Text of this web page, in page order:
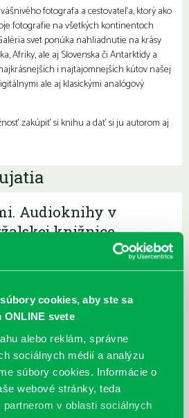
cookies, aby ste sa
svete
alebo reklám, správne
sociálnych médií a analýzu
súbory cookies. Informácie o
webové stránky, teda
v oblasti sociálnych
fotografa a cestovateľa, ktorý ako
fotografie na všetkých kontinentoch
svet ponúka nahliadnutie na krásy
Afriky, ale aj Slovenska či Antarktídy a
i najtajomnejších kútov našej
ale aj klasickými analógový
zakúpiť si knihu a dať si ju autorom aj
Audioknihy v
knižnice
všetkých milovníkov kníh a príbehov!
a...
box dostupný 24/7
Petržalka je umiestnený pri
na Tupolevovej 7B a jeho obsluha